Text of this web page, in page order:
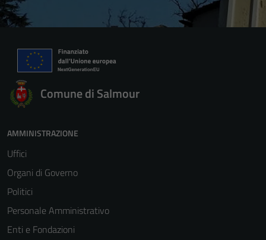
Comune di Salmour
AMMINISTRAZIONE
Uffici
Organi di Governo
Politici
Personale Amministrativo
Enti e Fondazioni